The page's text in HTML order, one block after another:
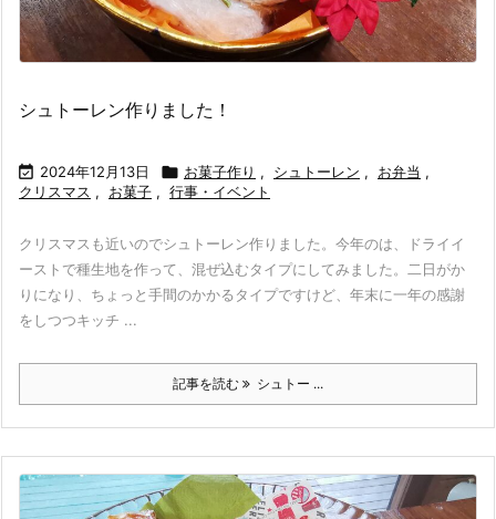
シュトーレン作りました！
 2024年12月13日  お菓子作り , シュトーレン , お弁当 ,
クリスマス , お菓子 , 行事・イベント
クリスマスも近いのでシュトーレン作りました。今年のは、ドライイ
ーストで種生地を作って、混ぜ込むタイプにしてみました。二日がか
りになり、ちょっと手間のかかるタイプですけど、年末に一年の感謝
をしつつキッチ ...
記事を読む シュトー ...